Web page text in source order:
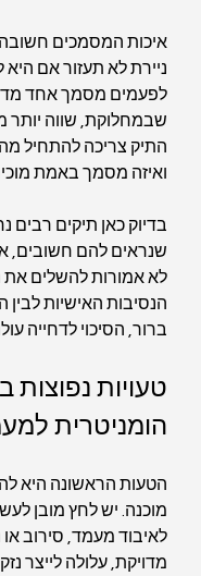
איכות המסמכים
ניירת לא תעזור אם היא
לפעמים מסמך אחד
שבמחלוקת, שווה יותר
התיק צריכה להתחיל
ואיזה מסמך באמת
בדיוק כאן תיקים
שנראים להם חשובים,
לא אמורות להשלים
הנסיבות האישיות
ברור, הסיכוי לדחייה
טעויות
הומניטרית
הטעות הראשונה היא
מוכנה. יש לחץ מובן
לאיבוד מעמד, סירוב
מדויקת, עלולה לייצר